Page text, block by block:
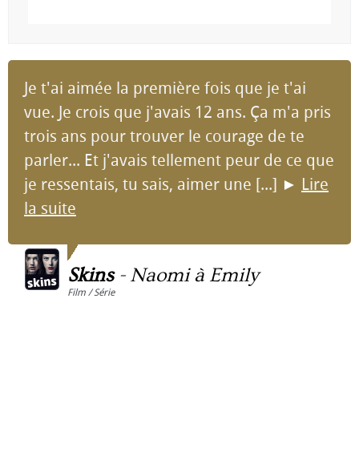
Je t'ai aimée la première fois que je t'ai
vue. Je crois que j'avais 12 ans. Ça m'a pris
trois ans pour trouver le courage de te
parler... Et j'avais tellement peur de ce que
je ressentais, tu sais, aimer une [...] ► Lire
la suite
Skins- Naomi à Emily
Film / Série